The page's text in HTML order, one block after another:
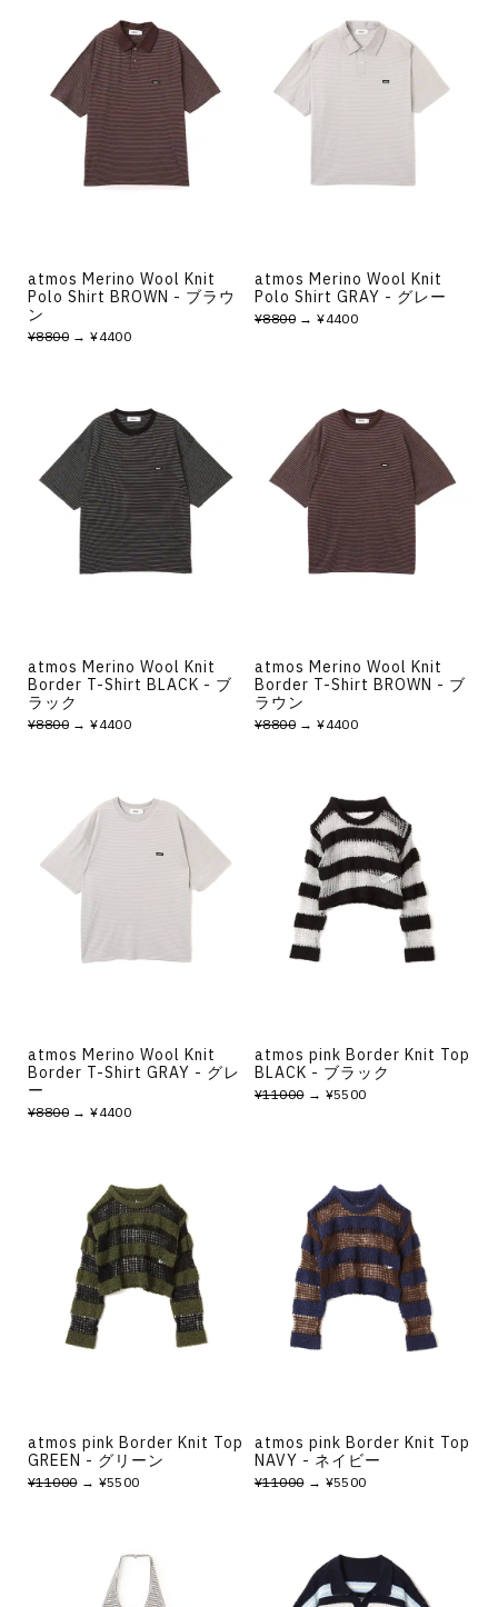
atmos Merino Wool Knit
Polo Shirt BROWN - ブラウ
ン
¥8800 → ¥4400
atmos Merino Wool Knit
Polo Shirt GRAY - グレー
¥8800 → ¥4400
atmos Merino Wool Knit
Border T-Shirt BLACK - ブ
ラック
¥8800 → ¥4400
atmos Merino Wool Knit
Border T-Shirt BROWN - ブ
ラウン
¥8800 → ¥4400
atmos Merino Wool Knit
Border T-Shirt GRAY - グレ
ー
¥8800 → ¥4400
atmos pink Border Knit Top
BLACK - ブラック
¥11000→ ¥5500
atmos pink Border Knit Top
GREEN - グリーン
¥11000→ ¥5500
atmos pink Border Knit Top
NAVY - ネイビー
¥11000→ ¥5500